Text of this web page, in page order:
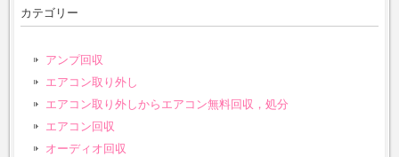
カテゴリー
アンプ回収
エアコン取り外し
エアコン取り外しからエアコン無料回収，処分
エアコン回収
オーディオ回収